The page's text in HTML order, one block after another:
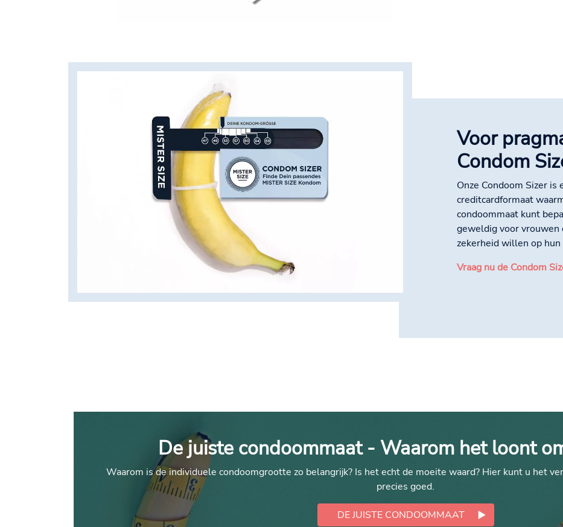
Voor
Condom
Onze Condoom Sizer
creditcardformaat
condoommaat kunt
geweldig voor vrouwen
zekerheid willen op
Vraag nu de Condom
De juiste condoommaat - Waarom het loont
Waarom is de individuele condoomgrootte zo belangrijk? Is het echt de moeite waard? Hier kunt u het
precies goed.
DE JUISTE CONDOOMMAAT